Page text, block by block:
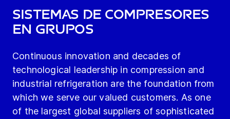
Sistemas de compresores
en grupos
Continuous innovation and decades of
technological leadership in compression and
industrial refrigeration are the foundation from
which we serve our valued customers. As one
of the largest global suppliers of sophisticated